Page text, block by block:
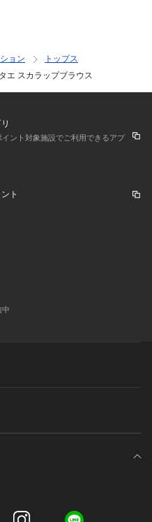
保管には十分ご注意下さ
タオルなどで吸い取って下
るため擦らないようお願い
ョン
トップス
エ スカラップブラウス
ント対象施設でご利用できるアプ
ト
中